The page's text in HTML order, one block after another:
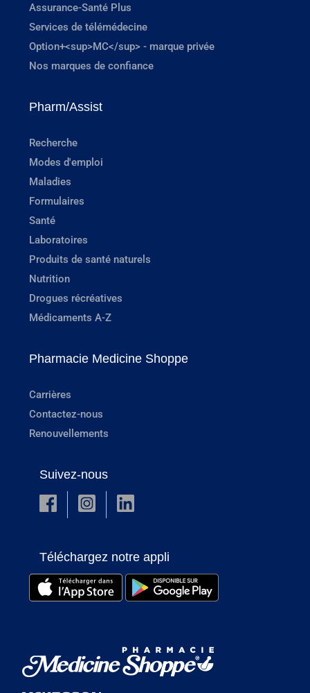
Assurance-Santé Plus
Services de télémédecine
Option+<sup>MC</sup> - marque privée
Nos marques de confiance
Pharm/Assist
Recherche
Modes d'emploi
Maladies
Formulaires
Santé
Laboratoires
Produits de santé naturels
Nutrition
Drogues récréatives
Médicaments A-Z
Pharmacie Medicine Shoppe
Carrières
Contactez-nous
Renouvellements
Suivez-nous
Téléchargez notre appli